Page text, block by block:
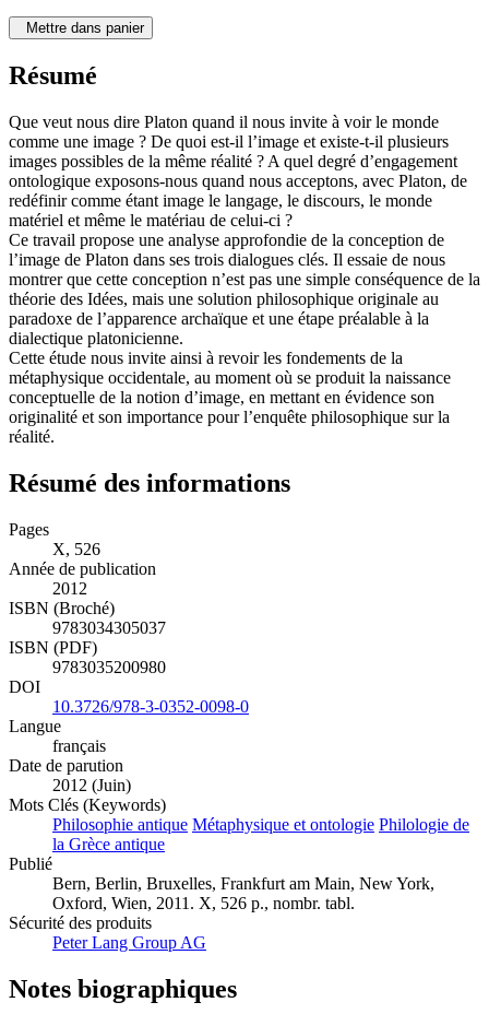
Mettre dans panier
Résumé
Que veut nous dire Platon quand il nous invite à voir le monde
comme une image ? De quoi est-il l’image et existe-t-il plusieurs
images possibles de la même réalité ? A quel degré d’engagement
ontologique exposons-nous quand nous acceptons, avec Platon, de
redéfinir comme étant image le langage, le discours, le monde
matériel et même le matériau de celui-ci ?
Ce travail propose une analyse approfondie de la conception de
l’image de Platon dans ses trois dialogues clés. Il essaie de nous
montrer que cette conception n’est pas une simple conséquence de la
théorie des Idées, mais une solution philosophique originale au
paradoxe de l’apparence archaïque et une étape préalable à la
dialectique platonicienne.
Cette étude nous invite ainsi à revoir les fondements de la
métaphysique occidentale, au moment où se produit la naissance
conceptuelle de la notion d’image, en mettant en évidence son
originalité et son importance pour l’enquête philosophique sur la
réalité.
Résumé des informations
Pages
X, 526
Année de publication
2012
ISBN (Broché)
9783034305037
ISBN (PDF)
9783035200980
DOI
10.3726/978-3-0352-0098-0
Langue
français
Date de parution
2012 (Juin)
Mots Clés (Keywords)
Philosophie antique Métaphysique et ontologie Philologie de
la Grèce antique
Publié
Bern, Berlin, Bruxelles, Frankfurt am Main, New York,
Oxford, Wien, 2011. X, 526 p., nombr. tabl.
Sécurité des produits
Peter Lang Group AG
Notes biographiques